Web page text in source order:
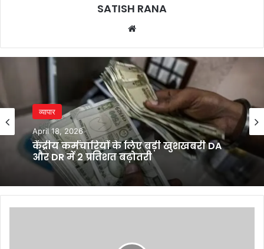
SATISH RANA
व्यापार
April 18, 2026
केंद्रीय कर्मचारियों के लिए बड़ी खुशखबरी DA
और DR में 2 प्रतिशत बढ़ोतरी